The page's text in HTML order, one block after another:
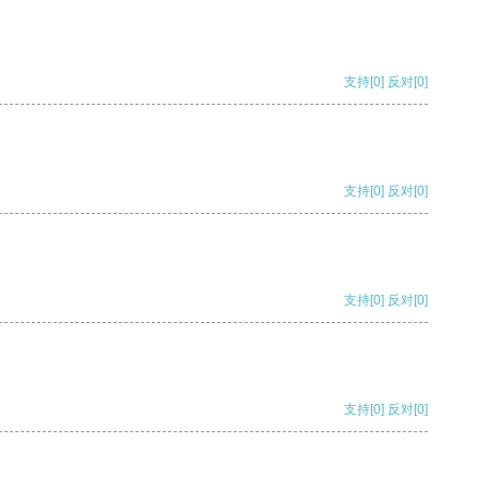
支持[0] 反对[0]
支持[0] 反对[0]
支持[0] 反对[0]
支持[0] 反对[0]